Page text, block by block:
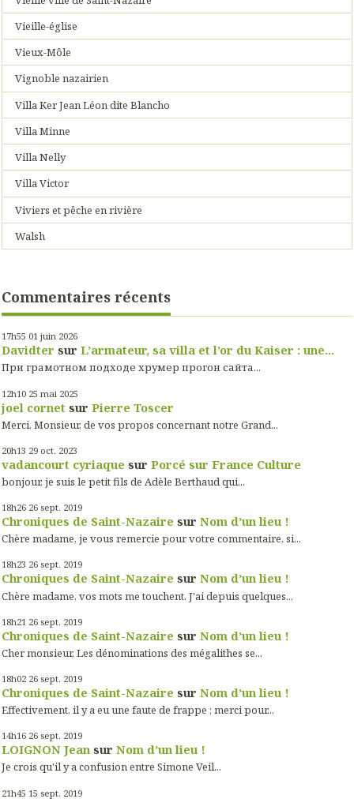
Vieille-église
Vieux-Môle
Vignoble nazairien
Villa Ker Jean Léon dite Blancho
Villa Minne
Villa Nelly
Villa Victor
Viviers et pêche en rivière
Walsh
Commentaires récents
17h55 01 juin 2026
Davidter sur L’armateur, sa villa et l’or du Kaiser : une...
При грамотном подходе хрумер прогон сайта...
12h10 25 mai 2025
joel cornet sur Pierre Toscer
Merci, Monsieur, de vos propos concernant notre Grand...
20h13 29 oct. 2023
vadancourt cyriaque sur Porcé sur France Culture
bonjour, je suis le petit fils de Adèle Berthaud qui...
18h26 26 sept. 2019
Chroniques de Saint-Nazaire sur Nom d’un lieu !
Chère madame, je vous remercie pour votre commentaire, si...
18h23 26 sept. 2019
Chroniques de Saint-Nazaire sur Nom d’un lieu !
Chère madame, vos mots me touchent. J'ai depuis quelques...
18h21 26 sept. 2019
Chroniques de Saint-Nazaire sur Nom d’un lieu !
Cher monsieur, Les dénominations des mégalithes se...
18h02 26 sept. 2019
Chroniques de Saint-Nazaire sur Nom d’un lieu !
Effectivement, il y a eu une faute de frappe ; merci pour...
14h16 26 sept. 2019
LOIGNON Jean sur Nom d’un lieu !
Je crois qu'il y a confusion entre Simone Veil...
21h45 15 sept. 2019